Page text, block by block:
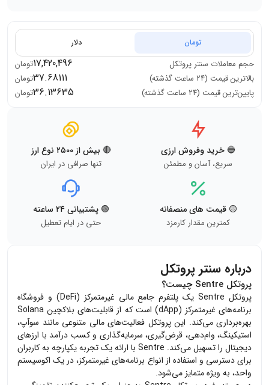
تومان دلار
حجم معاملات سنتر پروتکل 17,420,496تومان
بالاترین قیمت (۲۴ ساعت گذشته)
37.68111تومان
پایین‌ترین قیمت (۲۴ ساعت گذشته)
36.13635تومان
🔵 خرید وفروش ارزی
سریع، آسان و مطمئن
🔴 بیش از ۲۵۰۰ نوع ارز
تنها صرافی در ایران
🟡 قیمت های منصفانه
کمترین مقدار کارمزد
🟢 پشتیبانی ۲۴ ساعته
حتی در ایام تعطیل
درباره سنتر پروتکل
پروتکل Sentre چیست؟
پروتکل Sentre یک پلتفرم جامع مالی غیرمتمرکز (DeFi) و فروشگاه
برنامه‌های غیرمتمرکز (dApp) است که از قابلیت‌های بلاکچین Solana
بهره‌برداری می‌کند. این پروتکل فعالیت‌های مالی متنوعی مانند سوآپ،
استیکینگ، وام‌دهی، قرض‌گیری، سرمایه‌گذاری و کسب درآمد با ارزهای
دیجیتال را تسهیل می‌کند. Sentre با ارائه یک تجربه یکپارچه به کاربران
برای دسترسی و استفاده از انواع برنامه‌های غیرمتمرکز، در یک اکوسیستم
واحد، به ویژه متمایز می‌شود.